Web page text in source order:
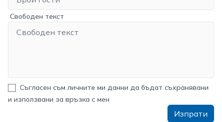
Свободен текст
Съгласен съм личните ми данни да бъдат съхранявани
и използвани за връзка с мен
Изпрати